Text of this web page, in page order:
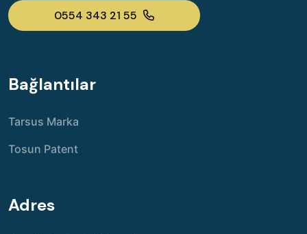
0554 343 21 55
Bağlantılar
Tarsus Marka
Tosun Patent
Adres